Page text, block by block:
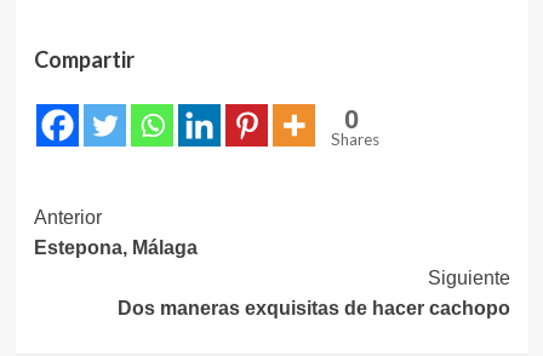
Compartir
0
Shares
Navegación
de
entradas
Anterior
Estepona, Málaga
Siguiente
Dos maneras exquisitas de hacer cachopo